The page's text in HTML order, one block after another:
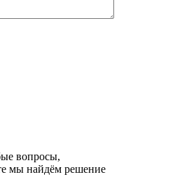
вопросы,
мы найдём решение